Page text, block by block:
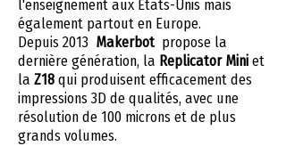
l'enseignement aux Etats-Unis mais
également partout en Europe.
Depuis 2013 Makerbotpropose la
dernière génération, la Replicator Miniet
la Z18qui produisent efficacement des
impressions 3D de qualités, avec une
résolution de 100 microns et de plus
grands volumes.